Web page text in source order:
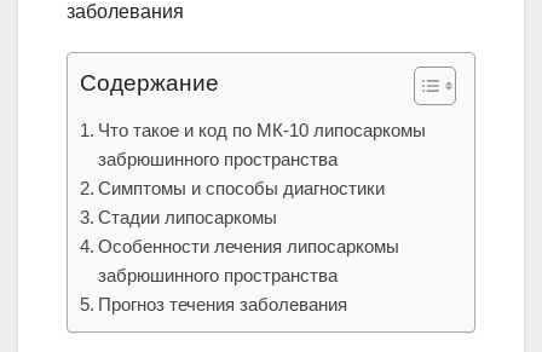
Содержание
Что такое и код по МК-10 липосаркомы
забрюшинного пространства
Симптомы и способы диагностики
Стадии липосаркомы
Особенности лечения липосаркомы
забрюшинного пространства
Прогноз течения заболевания